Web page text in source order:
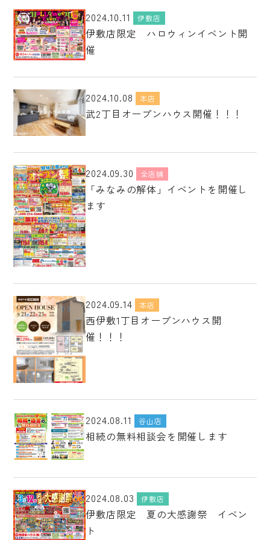
2024.10.11 伊敷店
伊敷店限定 ハロウィンイベント開
催
2024.10.08 本店
武2丁目オープンハウス開催！！！
2024.09.30 全店舗
「みなみの解体」イベントを開催し
ます
2024.09.14 本店
西伊敷1丁目オープンハウス開
催！！！
2024.08.11 谷山店
相続の無料相談会を開催します
2024.08.03 伊敷店
伊敷店限定 夏の大感謝祭 イベン
ト